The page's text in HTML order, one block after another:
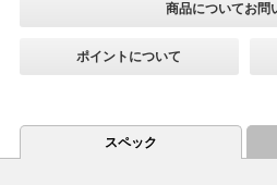
商品についてお問
ポイントについて
スペック